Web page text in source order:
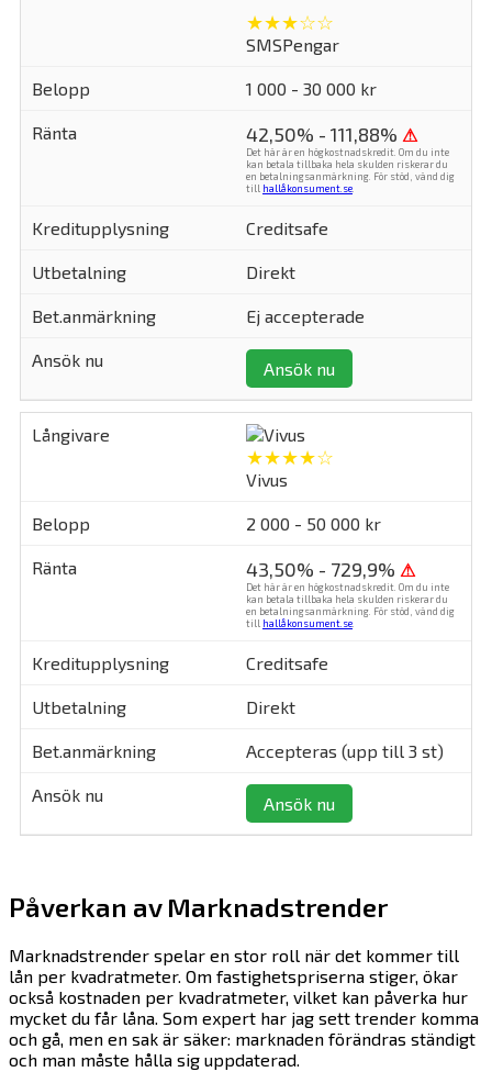
★★★☆☆
SMSPengar
1 000 - 30 000 kr
42,50% - 111,88% ⚠
Det här är en högkostnadskredit. Om du inte
kan betala tillbaka hela skulden riskerar du
en betalningsanmärkning. För stöd, vänd dig
till hallåkonsument.se.
Creditsafe
Direkt
Ej accepterade
Ansök nu
★★★★☆
Vivus
2 000 - 50 000 kr
43,50% - 729,9% ⚠
Det här är en högkostnadskredit. Om du inte
kan betala tillbaka hela skulden riskerar du
en betalningsanmärkning. För stöd, vänd dig
till hallåkonsument.se.
Creditsafe
Direkt
Accepteras (upp till 3 st)
Ansök nu
Påverkan av Marknadstrender
Marknadstrender spelar en stor roll när det kommer till
lån per kvadratmeter. Om fastighetspriserna stiger, ökar
också kostnaden per kvadratmeter, vilket kan påverka hur
mycket du får låna. Som expert har jag sett trender komma
och gå, men en sak är säker: marknaden förändras ständigt
och man måste hålla sig uppdaterad.